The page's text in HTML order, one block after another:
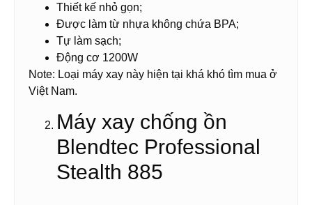
Thiết kế nhỏ gọn;
Được làm từ nhựa không chứa BPA;
Tự làm sạch;
Động cơ 1200W
Note: Loại máy xay này hiện tại khá khó tìm mua ở
Việt Nam.
Máy xay chống ồn
Blendtec Professional
Stealth 885